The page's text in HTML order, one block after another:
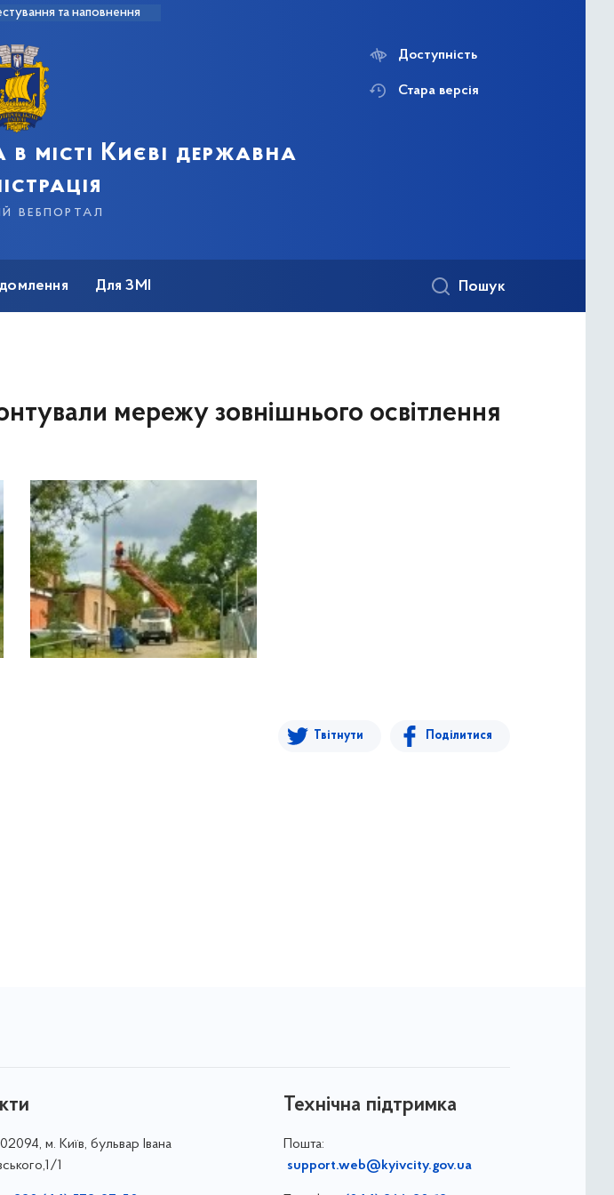
та наповнення
місті Києві державна
вебпортал
Доступність
Стара версія
Для ЗМІ Пошук
мережу зовнішнього освітлення
Твітнути Поділитися
02094, м. Київ, бульвар Івана
1
Технічна підтримка
Пошта:
support.web@kyivcity.gov.ua